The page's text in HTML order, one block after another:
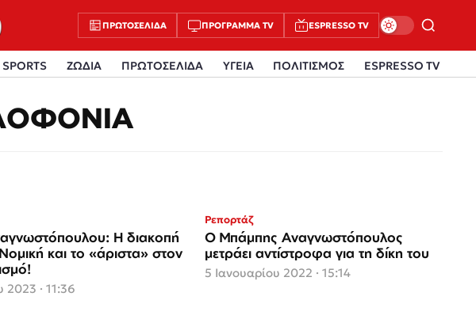
ΠΡΩΤΟΣΈΛΙΔΑ ΠΡΌΓΡΑΜΜΑ TV ESPRESSO TV
SPORTS ΖΩΔΙΑ ΠΡΩΤΟΣΕΛΙΔΑ ΥΓΕΙΑ ΠΟΛΙΤΙΣΜΟΣ ESPRESSO TV
Η διακοπή
και το «άριστα» στον
2023 · 11:36
Ρεπορτάζ
Ο Μπάμπης Αναγνωστόπουλος
μετράει αντίστροφα για τη δίκη του
5 Ιανουαρίου 2022 · 15:14